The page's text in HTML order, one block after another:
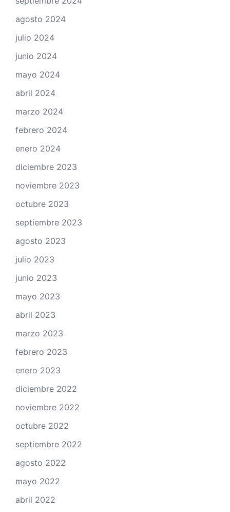
agosto 2024
julio 2024
junio 2024
mayo 2024
abril 2024
marzo 2024
febrero 2024
enero 2024
diciembre 2023
noviembre 2023
octubre 2023
septiembre 2023
agosto 2023
julio 2023
junio 2023
mayo 2023
abril 2023
marzo 2023
febrero 2023
enero 2023
diciembre 2022
noviembre 2022
octubre 2022
septiembre 2022
agosto 2022
mayo 2022
abril 2022